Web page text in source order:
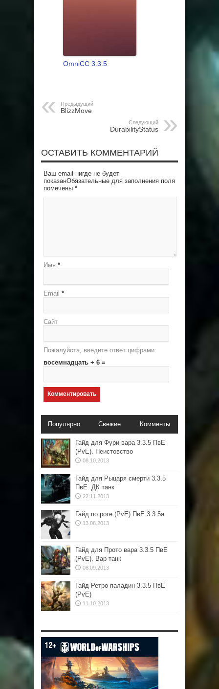
OmniCC 3.3.5
Предыдущий
BlizzMove
Следующий
DurabilityStatus
ОСТАВИТЬ КОММЕНТАРИЙ
Ваш email нигде не будет
показанОбязательные для заполнения поля
помечены *
Имя *
Email *
Сайт
Пожалуйста, введите ответ цифрами:
восемнадцать + 6 =
Популярно Свежие Комменты
Гайд для Фури вара 3.3.5 ПвЕ
(PvE). Неистовство
08.10.2013
Гайд для Рыцаря смерти 3.3.5
ПвЕ. ДК танк
22.11.2013
Гайд по роге (PvE) ПвЕ 3.3.5а
13.08.2013
Гайд для Прото вара 3.3.5 ПвЕ
(PvE). Вар танк
08.09.2013
Гайд Ретро паладин 3.3.5 ПвЕ
(PvE)
11.10.2013